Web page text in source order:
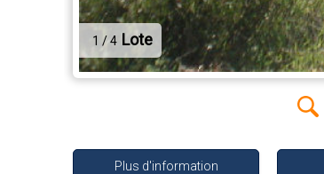
1 / 4 Lote
Plus d'information